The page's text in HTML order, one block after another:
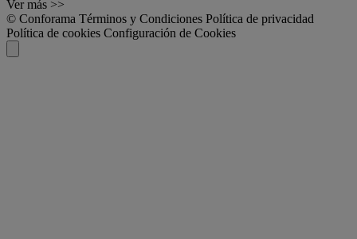
Ver más >>
© Conforama Términos y Condiciones Política de privacidad
Política de cookies Configuración de Cookies